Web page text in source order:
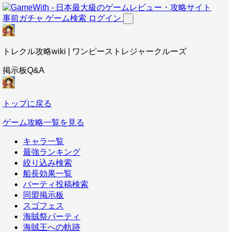
事前ガチャ ゲーム検索 ログイン
トレクル攻略wiki | ワンピーストレジャークルーズ
掲示板Q&A
トップに戻る
ゲーム攻略一覧を見る
キャラ一覧
最強ランキング
絞り込み検索
船長効果一覧
パーティ投稿検索
同盟掲示板
スゴフェス
海賊祭パーティ
海賊王への軌跡